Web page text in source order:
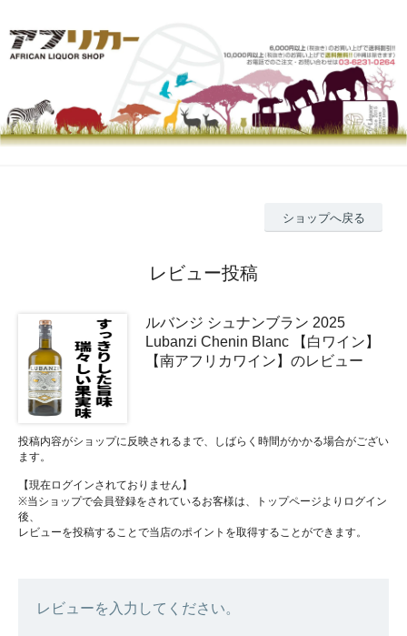
ショップへ戻る
レビュー投稿
ルバンジ シュナンブラン 2025
Lubanzi Chenin Blanc 【白ワイン】
【南アフリカワイン】のレビュー
投稿内容がショップに反映されるまで、しばらく時間がかかる場合がござい
ます。
【現在ログインされておりません】
※当ショップで会員登録をされているお客様は、トップページよりログイン
後、
レビューを投稿することで当店のポイントを取得することができます。
レビューを入力してください。